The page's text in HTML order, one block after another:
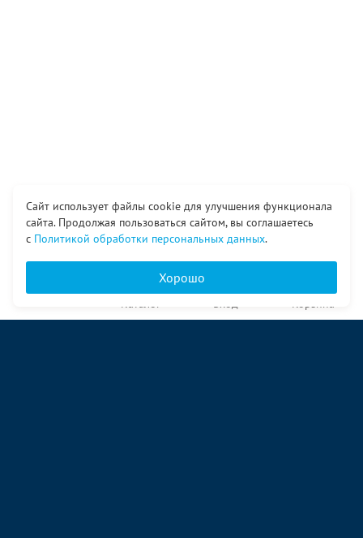
Сайт использует файлы cookie для улучшения функционала
сайта. Продолжая пользоваться сайтом, вы соглашаетесь
с Политикой обработки персональных данных.
Хорошо